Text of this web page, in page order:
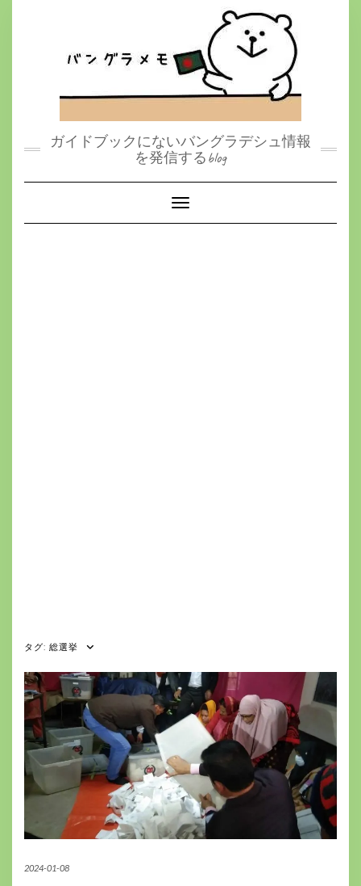
ガイドブックにないバングラデシュ情報
を発信するblog
Toggle Navigation
タグ: 総選挙
2024-01-08